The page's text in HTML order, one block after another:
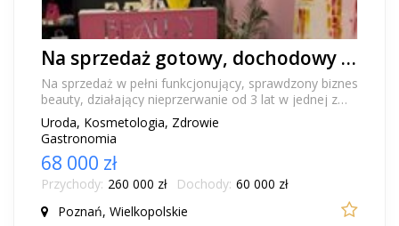
Na sprzedaż gotowy, dochodowy salon beauty - Poznań, Jeżyce
Na sprzedaż w pełni funkcjonujący, sprawdzony biznes
beauty, działający nieprzerwanie od 3 lat w jednej z
najlepszych i najbardziej stabilnych loka...
Uroda, Kosmetologia, Zdrowie
Gastronomia
68 000 zł
Przychody: 260 000 zł Dochody: 60 000 zł
Poznań, Wielkopolskie